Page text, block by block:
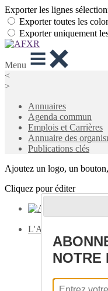
Exporter les lignes
Exporter toutes les
Exporter uniquement
Menu
<
>
Annuaires
Agenda commun
Emplois et Carrières
Annuaire des
Publications clés
Ajoutez un logo, un
Cliquez pour éditer
L'AFXR
Accueil
L'équipe
Contribuer
NOTRE